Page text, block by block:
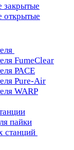
закрытые
открытые
FumeClear
PACE
Pure-Air
WARP
пайки
станций